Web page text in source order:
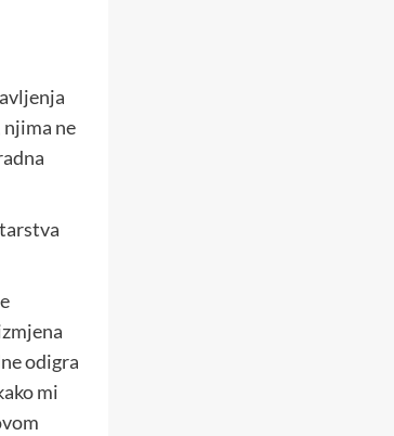
ne
odigra
mi